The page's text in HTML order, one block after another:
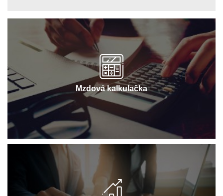
Mzdová kalkulačka